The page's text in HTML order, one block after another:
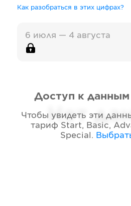
Как разобраться в этих цифрах?
6 июля — 4 августа
Нет
Доступ к данным
Чтобы увидеть эти
тариф Start, Basic,
Special .